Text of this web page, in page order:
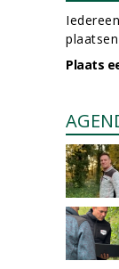
Plaats